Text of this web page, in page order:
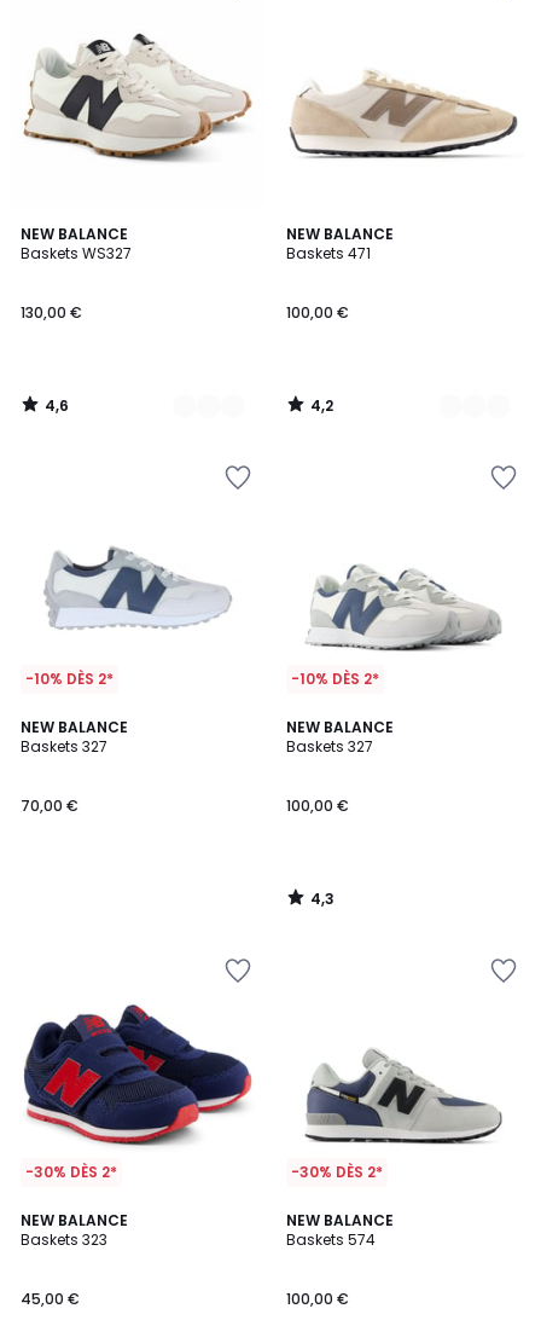
NEW BALANCE
Baskets WS327
130,00 €
4,6
/ 5
3
Couleurs
4,6
/
NEW BALANCE
Baskets 471
100,00 €
4,2
/ 5
2
Couleurs
4,2
/
-10% DÈS 2*
NEW BALANCE
Baskets 327
70,00 €
-10% DÈS 2*
NEW BALANCE
Baskets 327
100,00 €
4,3
/ 5
4,3
/
-30% DÈS 2*
NEW BALANCE
Baskets 323
45,00 €
2
Couleurs
-30% DÈS 2*
NEW BALANCE
Baskets 574
100,00 €
4,1
/ 5